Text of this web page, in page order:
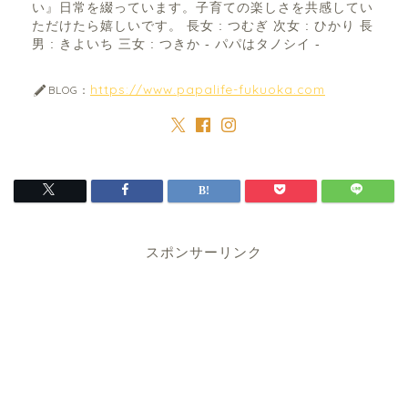
い』日常を綴っています。子育ての楽しさを共感してい
ただけたら嬉しいです。 長女 : つむぎ 次女 : ひかり 長
男 : きよいち 三女 : つきか - パパはタノシイ -
BLOG： https://www.papalife-fukuoka.com
スポンサーリンク